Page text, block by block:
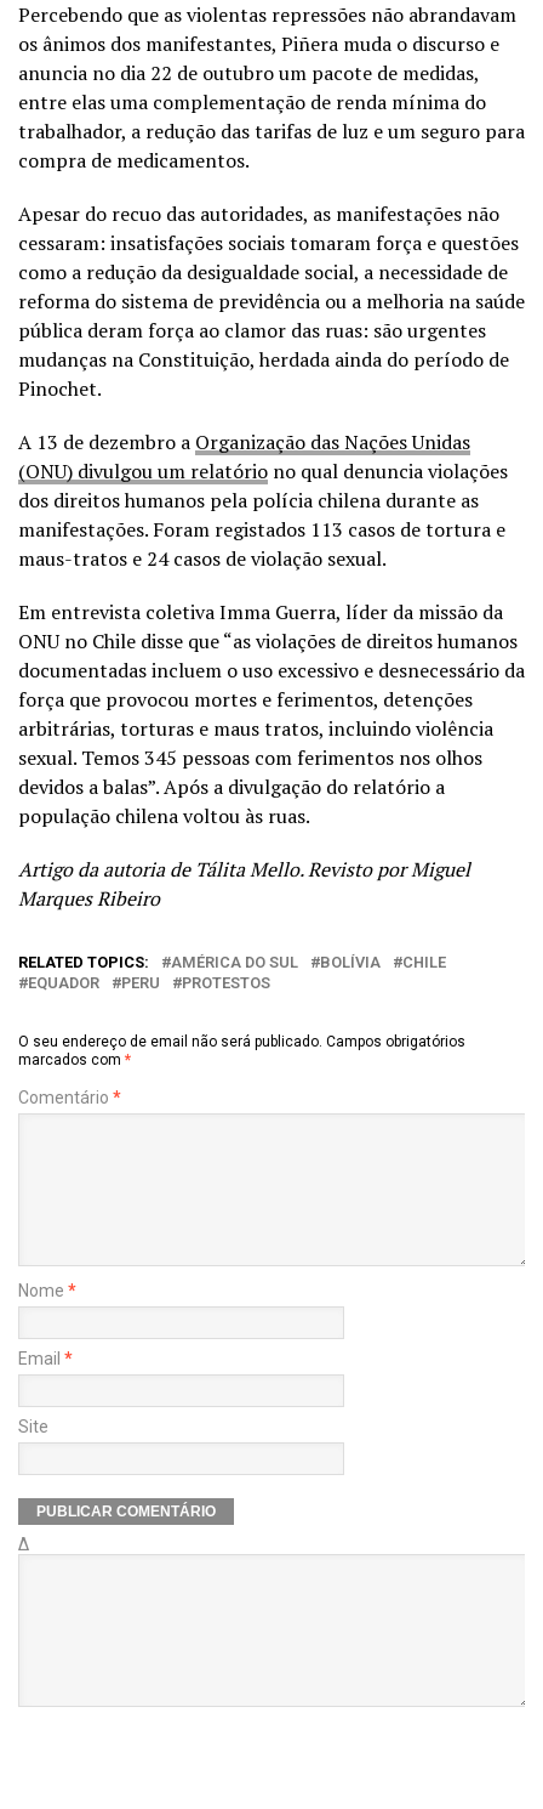
Percebendo que as violentas repressões não abrandavam
os ânimos dos manifestantes, Piñera muda o discurso e
anuncia no dia 22 de outubro um pacote de medidas,
entre elas uma complementação de renda mínima do
trabalhador, a redução das tarifas de luz e um seguro para
compra de medicamentos.
Apesar do recuo das autoridades, as manifestações não
cessaram: insatisfações sociais tomaram força e questões
como a redução da desigualdade social, a necessidade de
reforma do sistema de previdência ou a melhoria na saúde
pública deram força ao clamor das ruas: são urgentes
mudanças na Constituição, herdada ainda do período de
Pinochet.
A 13 de dezembro a Organização das Nações Unidas
(ONU) divulgou um relatório no qual denuncia violações
dos direitos humanos pela polícia chilena durante as
manifestações. Foram registados 113 casos de tortura e
maus-tratos e 24 casos de violação sexual.
Em entrevista coletiva Imma Guerra, líder da missão da
ONU no Chile disse que “as violações de direitos humanos
documentadas incluem o uso excessivo e desnecessário da
força que provocou mortes e ferimentos, detenções
arbitrárias, torturas e maus tratos, incluindo violência
sexual. Temos 345 pessoas com ferimentos nos olhos
devidos a balas”. Após a divulgação do relatório a
população chilena voltou às ruas.
Artigo da autoria de Tálita Mello. Revisto por Miguel
Marques Ribeiro
RELATED TOPICS: AMÉRICA DO SUL BOLÍVIA
CHILE
EQUADOR
PERU PROTESTOS
O seu endereço de email não será publicado. Campos obrigatórios
marcados com *
Comentário *
Nome *
Email *
Site
Δ